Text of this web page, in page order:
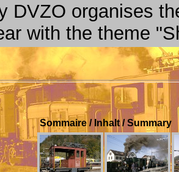
DVZO organises
with the theme
Sommaire / Inhalt / Summary